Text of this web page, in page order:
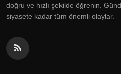
doğru ve hızlı şekilde öğrenin.
siyasete kadar tüm önemli olaylar.